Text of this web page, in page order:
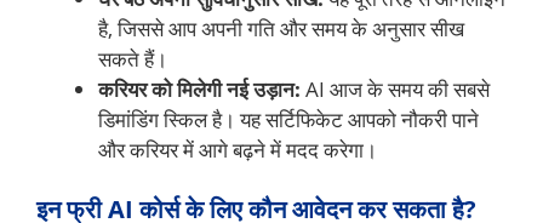
है, जिससे आप अपनी गति और समय के अनुसार सीख
सकते हैं।
करियर को मिलेगी नई उड़ान: AI आज के समय की सबसे
डिमांडिंग स्किल है। यह सर्टिफिकेट आपको नौकरी पाने
और करियर में आगे बढ़ने में मदद करेगा।
इन फ्री AI कोर्स के लिए कौन आवेदन कर सकता है?